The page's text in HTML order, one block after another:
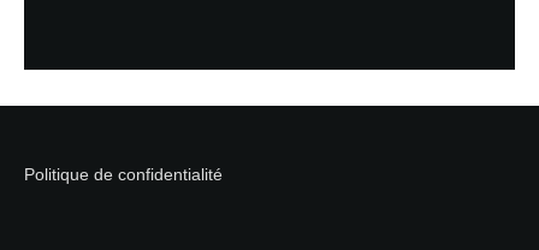
Politique de confidentialité